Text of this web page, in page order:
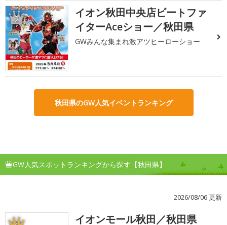
2
イオン秋田中央店ビートファ
イターAceショー／秋田県
GWみんな集まれ激アツヒーローショー
秋田県のGW人気イベントランキング
GW人気スポットランキングから探す【秋田県】
2026/08/06 更新
イオンモール秋田／秋田県